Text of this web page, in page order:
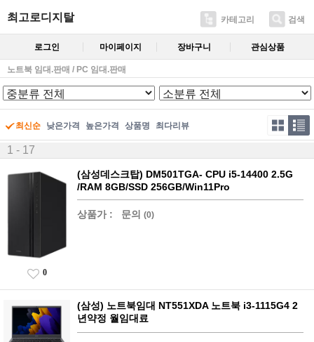
최고로디지탈 카테고리 검색
로그인 마이페이지 장바구니 관심상품
노트북 임대.판매 / PC 임대.판매
최신순 낮은가격 높은가격 상품명 최다리뷰
1 - 17
(삼성데스크탑) DM501TGA- CPU i5-14400 2.5G
/RAM 8GB/SSD 256GB/Win11Pro
상품가 : 문의 (0)
0
(삼성) 노트북임대 NT551XDA 노트북 i3-1115G4 2
년약정 월임대료